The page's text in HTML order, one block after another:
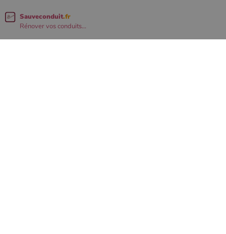
Sauveconduit.fr
Rénover vos conduits...